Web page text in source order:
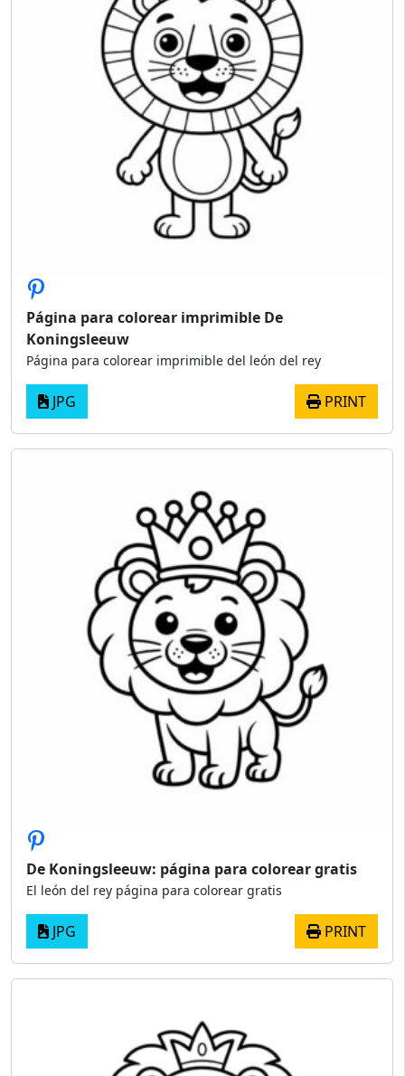
Página para colorear imprimible De
Koningsleeuw
Página para colorear imprimible del león del rey
JPG PRINT
De Koningsleeuw: página para colorear gratis
El león del rey página para colorear gratis
JPG PRINT